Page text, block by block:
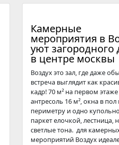
Камерные
мероприятия в
уют загородного
в центре москвы
Воздух это зал, где даже
встреча выглядит как
кадр! 70 м² на первом
антресоль 16 м², окна в пол
периметру и одно
паркет елочкой, лестница,
светлые тона. для
мероприятий Воздух